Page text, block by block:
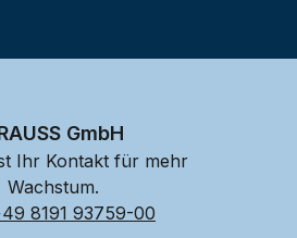
GmbH
Ihr Kontakt für mehr
Wachstum.
8191 93759-00